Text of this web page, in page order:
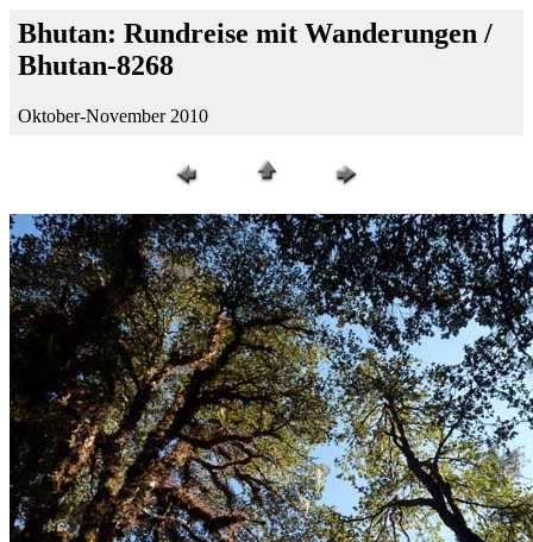
Bhutan: Rundreise mit Wanderungen /
Bhutan-8268
Oktober-November 2010